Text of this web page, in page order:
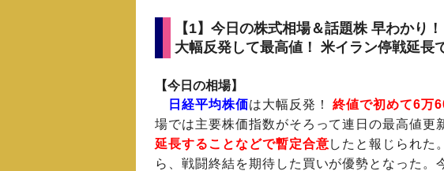
【1】今日の株式相場＆話題株 早わかり！
大幅反発して最高値！ 米イラン停戦延長
【今日の相場】
日経平均株価は大幅反発！終値で初めて6万
場では主要株価指数がそろって連日の最高値更
延長することなどで暫定合意したと報じられた
ら、戦闘終結を期待した買いが優勢となった。